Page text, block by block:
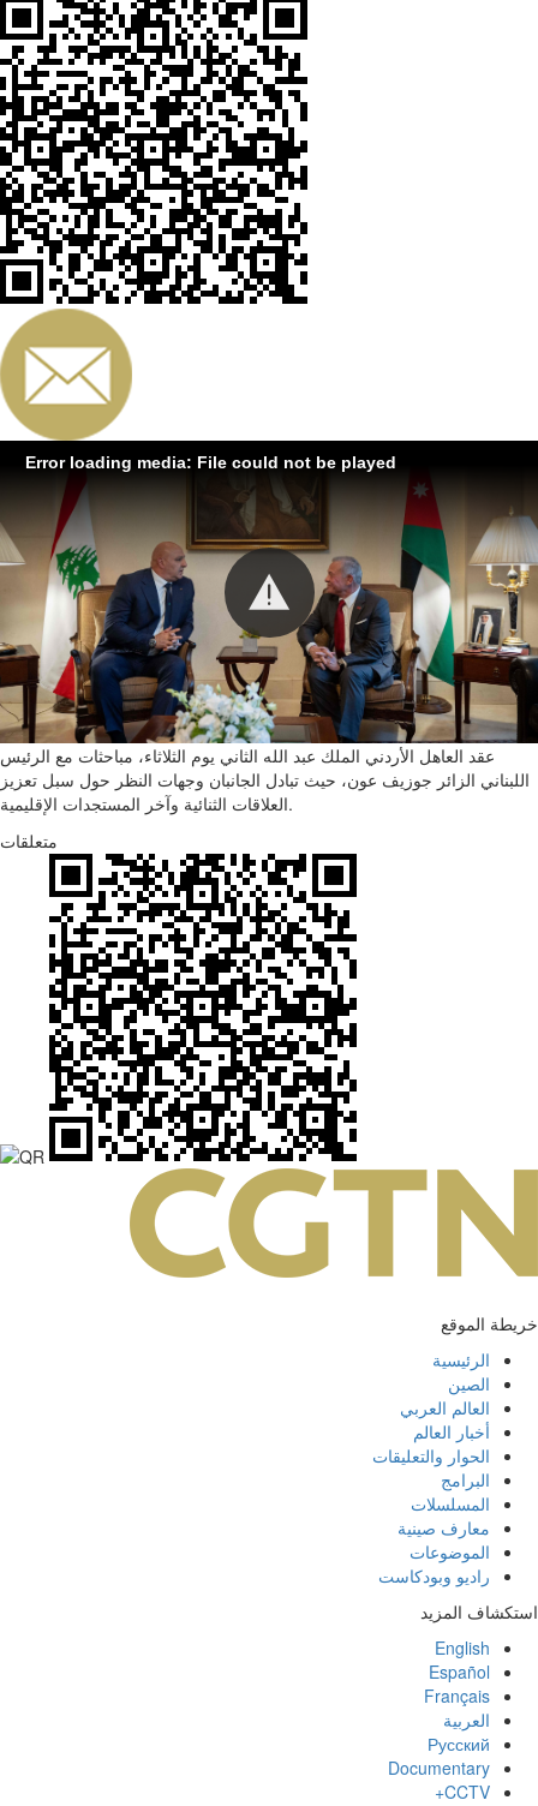
Error loading media: File could not be played
عقد العاهل الأردني الملك عبد الله الثاني يوم الثلاثاء، مباحثات مع الرئيس
اللبناني الزائر جوزيف عون، حيث تبادل الجانبان وجهات النظر حول سبل تعزيز
العلاقات الثنائية وآخر المستجدات الإقليمية.
متعلقات
خريطة الموقع
الرئيسية
الصين
العالم العربي
أخبار العالم
الحوار والتعليقات
البرامج
المسلسلات
معارف صينية
الموضوعات
راديو وبودكاست
استكشاف المزيد
English
Español
Français
العربية
Русский
Documentary
CCTV+